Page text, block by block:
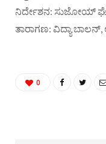
ನಿರ್ದೇಶನ: ಸುಜೋಯ್‌
ತಾರಾಗಣ: ವಿದ್ಯಾ
0